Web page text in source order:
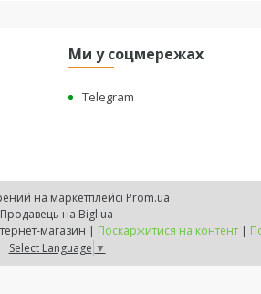
Ми у соцмережах
Telegram
на маркетплейсі Prom.ua
Продавець на Bigl.ua
"BEST HARVEST" - насіння овочей та ЗЗР, гуртовий інтернет-магазин | Поскаржитися на контент |
Select Language ▼